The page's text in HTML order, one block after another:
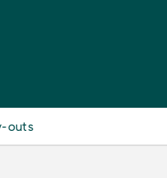
outs